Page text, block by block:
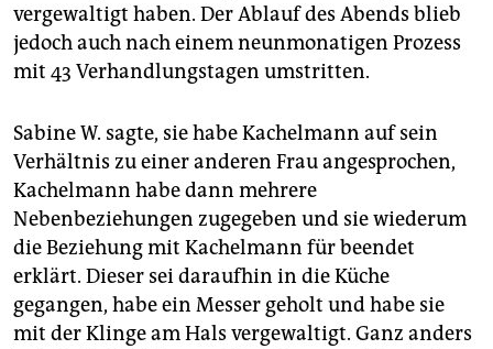
vergewaltigt haben. Der Ablauf des Abends blieb
jedoch auch nach einem neunmonatigen Prozess
mit 43 Verhandlungstagen umstritten.
Sabine W. sagte, sie habe Kachelmann auf sein
Verhältnis zu einer anderen Frau angesprochen,
Kachelmann habe dann mehrere
Nebenbeziehungen zugegeben und sie wiederum
die Beziehung mit Kachelmann für beendet
erklärt. Dieser sei daraufhin in die Küche
gegangen, habe ein Messer geholt und habe sie
mit der Klinge am Hals vergewaltigt. Ganz anders